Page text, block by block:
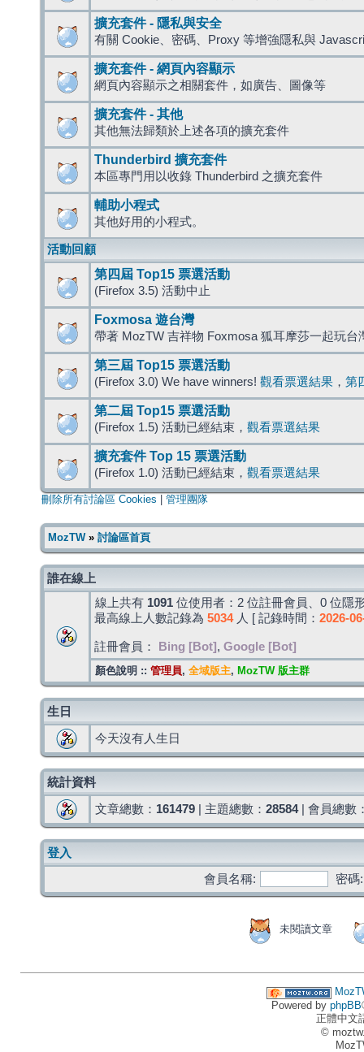
擴充套件 - 隱私與安全
有關 Cookie、密碼、Proxy 等增強隱私與
擴充套件 - 網頁內容顯示
網頁內容顯示之相關套件，如廣告、圖像等
擴充套件 - 其他
其他無法歸類於上述各項的擴充套件
Thunderbird 擴充套件
本區專門用以收錄 Thunderbird 之擴充套件
輔助小程式
其他好用的小程式。
活動回顧
第四屆 Top15 票選活動
(Firefox 3.5) 活動中止
Foxmosa 遊台灣
帶著 MozTW 吉祥物 Foxmosa 狐耳摩莎一起玩台
第三屆 Top15 票選活動
(Firefox 3.0) We have winners! 觀看票選結果 ， 第
第二屆 Top15 票選活動
(Firefox 1.5) 活動已經結束， 觀看票選結果
擴充套件 Top 15 票選活動
(Firefox 1.0) 活動已經結束， 觀看票選結果
刪除所有討論區 Cookies 管理團隊
MozTW» 討論區首頁
誰在線上
線上共有 1091 位使用者：2 位註冊會員、0 位隱
最高線上人數記錄為 5034人 [ 記錄時間： 2026-
註冊會員： Bing [Bot] , Google [Bot]
顏色說明 :: 管理員, 全域版主, MozTW 版主群
生日
今天沒有人生日
統計資料
文章總數： 161479 | 主題總數： 28584| 會員總數
登入
會員名稱:
密碼:
未閱讀文章
Powered by phpBB
正體中文
©